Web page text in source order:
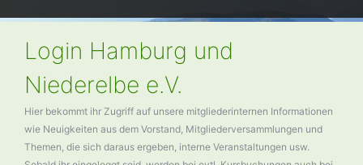
Login Hamburg und
Niederelbe e.V.
Hier bekommt ihr Zugriff auf unsere mitgliederinternen Informationen
wie Neuigkeiten aus dem Vorstand, Mitgliederversammlungen und
Themen, die sich daraus ergeben, interne Veranstaltungen usw.